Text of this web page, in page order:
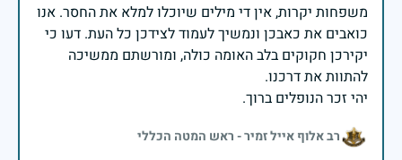
משפחות יקרות, אין די מילים שיוכלו למלא את החסר. אנו
כואבים את כאבכן ונמשיך לעמוד לצידכן כל העת. דעו כי
יקירכן חקוקים בלב האומה כולה, ומורשתם ממשיכה
יהי זכר הנופלים ברוך.
רב אלוף אייל זמיר - ראש המטה הכללי